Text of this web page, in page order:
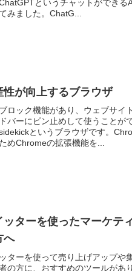
というチャットができる
みました。ChatG...
性が向上するブラウザ
ロック機能があり、ウェブサイ
バーにピン止めして使うことが
というブラウザです。
めChromeの拡張機能を...
ッターを使ったマーケテ
へ
ターを使って売り上げアップや
の方に、おすすめのツールがあ